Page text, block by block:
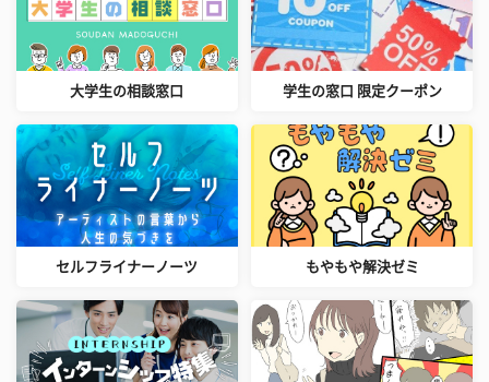
大学生の相談窓口 学生の窓口 限定クーポン
セルフライナーノーツ もやもや解決ゼミ